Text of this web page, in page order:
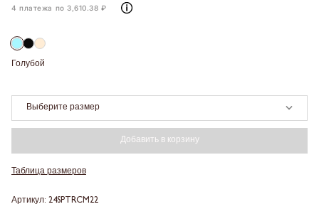
4 платежа по 3,610.38 ₽
Голубой
Выберите размер
Добавить в корзину
Таблица размеров
Артикул: 24SPTRCM22